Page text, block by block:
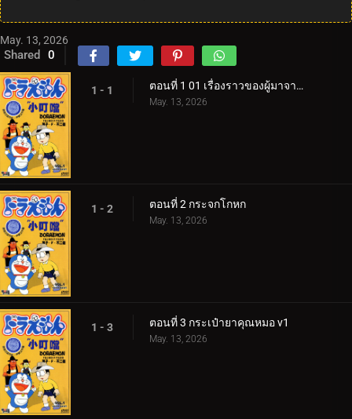
May. 13, 2026
Shared 0
1 - 1 ตอนที่ 1 01 เรื่องราวของผู้มาจากอนาคต
May. 13, 2026
1 - 2 ตอนที่ 2 กระจกโกหก
May. 13, 2026
1 - 3 ตอนที่ 3 กระเป๋ายาคุณหมอ v1
May. 13, 2026